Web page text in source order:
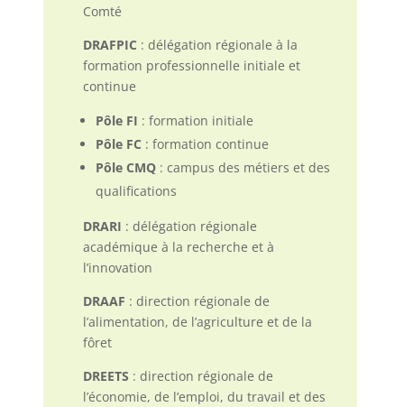
Comté
DRAFPIC : délégation régionale à la
formation professionnelle initiale et
continue
Pôle FI : formation initiale
Pôle FC : formation continue
Pôle CMQ : campus des métiers et des
qualifications
DRARI : délégation régionale
académique à la recherche et à
l’innovation
DRAAF : direction régionale de
l’alimentation, de l’agriculture et de la
fôret
DREETS : direction régionalede
l’économie, de l’emploi, du travail et des